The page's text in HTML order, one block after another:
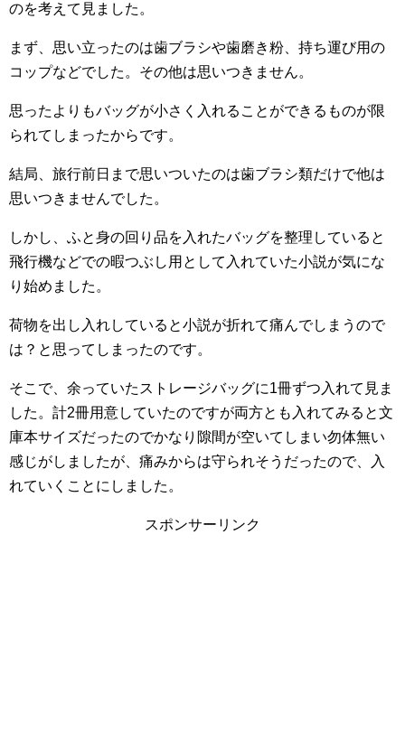
のを考えて見ました。
まず、思い立ったのは歯ブラシや歯磨き粉、持ち運び用の
コップなどでした。その他は思いつきません。
思ったよりもバッグが小さく入れることができるものが限
られてしまったからです。
結局、旅行前日まで思いついたのは歯ブラシ類だけで他は
思いつきませんでした。
しかし、ふと身の回り品を入れたバッグを整理していると
飛行機などでの暇つぶし用として入れていた小説が気にな
り始めました。
荷物を出し入れしていると小説が折れて痛んでしまうので
は？と思ってしまったのです。
そこで、余っていたストレージバッグに1冊ずつ入れて見ま
した。計2冊用意していたのですが両方とも入れてみると文
庫本サイズだったのでかなり隙間が空いてしまい勿体無い
感じがしましたが、痛みからは守られそうだったので、入
れていくことにしました。
スポンサーリンク